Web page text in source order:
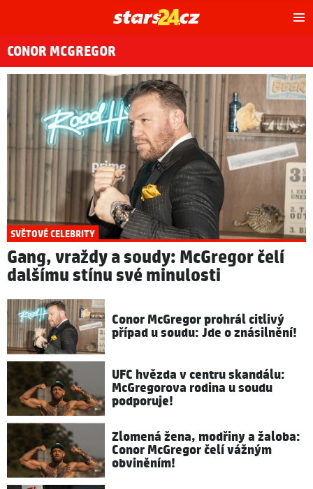
CONOR MCGREGOR
SVĚTOVÉ CELEBRITY
Gang, vraždy a soudy: McGregor čelí
dalšímu stínu své minulosti
Conor McGregor prohrál citlivý
případ u soudu: Jde o znásilnění!
UFC hvězda v centru skandálu:
McGregorova rodina u soudu
podporuje!
Zlomená žena, modřiny a žaloba:
Conor McGregor čelí vážným
obviněním!